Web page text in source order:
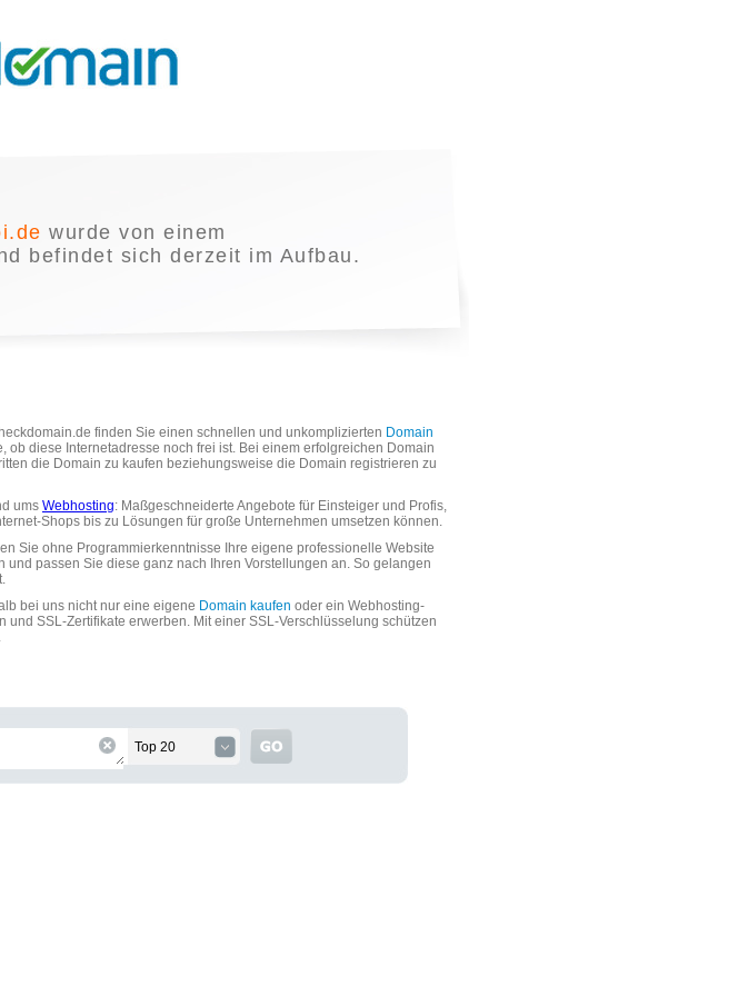
wurde von einem
befindet sich derzeit im Aufbau.
finden Sie einen schnellen und unkomplizierten Domain
diese Internetadresse noch frei ist. Bei einem erfolgreichen Domain
die Domain zu kaufen beziehungsweise die Domain registrieren zu
ums Webhosting: Maßgeschneiderte Angebote für Einsteiger und Profis,
Shops bis zu Lösungen für große Unternehmen umsetzen können.
Sie ohne Programmierkenntnisse Ihre eigene professionelle Website
passen Sie diese ganz nach Ihren Vorstellungen an. So gelangen
bei uns nicht nur eine eigene Domain kaufen oder ein Webhosting-
SSL-Zertifikate erwerben. Mit einer SSL-Verschlüsselung schützen
Top 20